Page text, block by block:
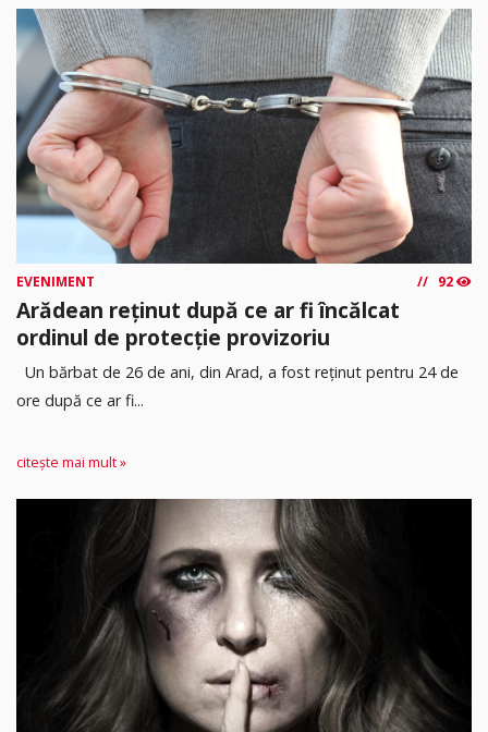
EVENIMENT 92
Arădean reținut după ce ar fi încălcat
ordinul de protecție provizoriu
Un bărbat de 26 de ani, din Arad, a fost reținut pentru 24 de
ore după ce ar fi...
citește mai mult »